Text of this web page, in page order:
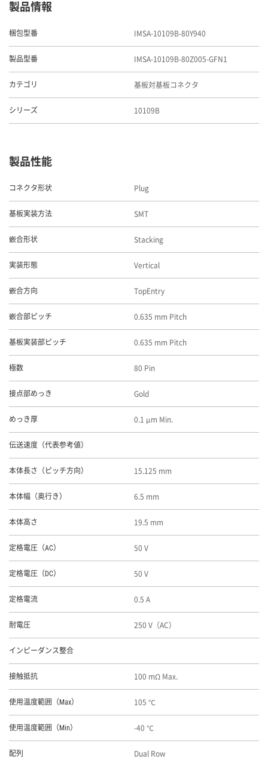
製品情報
梱包型番 IMSA-10109B-80Y940
製品型番 IMSA-10109B-80Z005-GFN1
カテゴリ 基板対基板コネクタ
シリーズ 10109B
製品性能
コネクタ形状 Plug
基板実装方法 SMT
嵌合形状 Stacking
実装形態 Vertical
嵌合方向 TopEntry
嵌合部ピッチ 0.635 mm Pitch
基板実装部ピッチ 0.635 mm Pitch
極数 80 Pin
接点部めっき Gold
めっき厚 0.1 μm Min.
伝送速度（代表参考値）
本体長さ（ピッチ方向） 15.125 mm
本体幅（奥行き） 6.5 mm
本体高さ 19.5 mm
定格電圧（AC） 50 V
定格電圧（DC） 50 V
定格電流 0.5 A
耐電圧 250 V（AC）
インピーダンス整合
接触抵抗 100 mΩ Max.
使用温度範囲（Max） 105 ℃
使用温度範囲（Min） -40 ℃
配列 Dual Row